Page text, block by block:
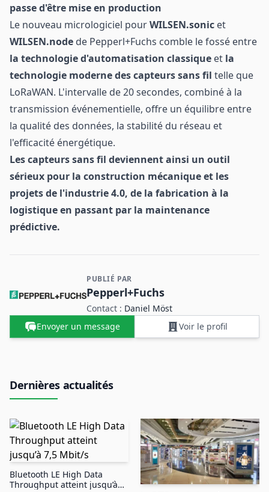
passe d'être mise en production
Le nouveau micrologiciel pourWILSEN.sonic et
WILSEN.node de Pepperl+Fuchs comble le fossé entre
la technologie d'automatisation classique et la
technologie moderne des capteurs sans fil telle que
LoRaWAN. L'intervalle de 20 secondes, combiné à la
transmission événementielle, offre un équilibre entre
la qualité des données, la stabilité du réseau et
l'efficacité énergétique.
Les capteurs sans fil deviennent ainsi un outil
sérieux pour la construction mécanique et les
projets de l'industrie 4.0, de la fabrication à la
logistique en passant par la maintenance
prédictive.
Contact et informations sur l'entreprise
PUBLIÉ PAR
Pepperl+Fuchs
Contact : Daniel Möst
Envoyer un message
Voir le profil
Dernières actualités
Bluetooth LE High Data
Throughput atteint jusqu’à